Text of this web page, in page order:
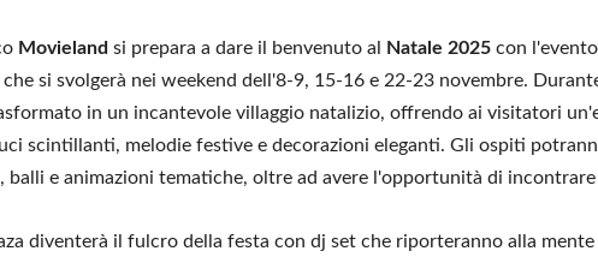
Movieland si prepara a dare il benvenuto al Natale 2025 con
che si svolgerà nei weekend dell'8-9, 15-16 e 22-23 novembre.
in un incantevole villaggio natalizio, offrendo ai visitatori
scintillanti, melodie festive e decorazioni eleganti. Gli ospiti
balli e animazioni tematiche, oltre ad avere l'opportunità di incontrare
diventerà il fulcro della festa con dj set che riporteranno alla